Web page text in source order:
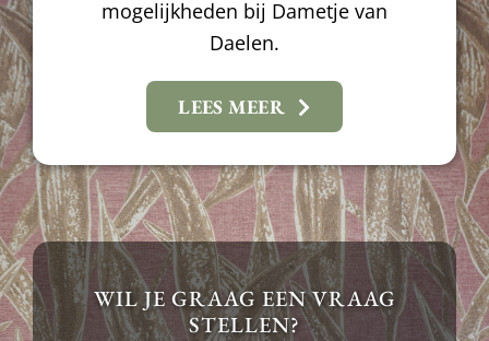
mogelijkheden bij Dametje van
Daelen.
LEES MEER
WIL JE GRAAG EEN VRAAG
STELLEN?